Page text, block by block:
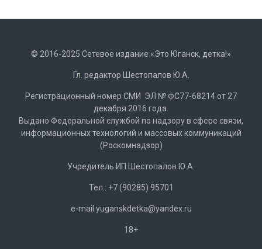
© 2016-2025 Сетевое издание «Это Юганск, детка!»
Гл. редактор Шестопалов Ю.А.
Регистрационный номер СМИ ЭЛ № ФС77-68214 от 27
декабря 2016 года.
Выдано Федеральной службой по надзору в сфере связи,
информационных технологий и массовых коммуникаций
(Роскомнадзор)
Учредитель ИП Шестопалов Ю.А.
Тел.: +7 (90285) 95701
e-mail yuganskdetka@yandex.ru
18+